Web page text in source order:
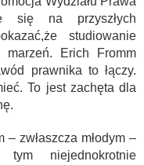
się na przyszłych
studiowanie
marzeń. Erich Fromm
prawnika to łączy.
To jest zachęta dla
– zwłaszcza młodym –
niejednokrotnie